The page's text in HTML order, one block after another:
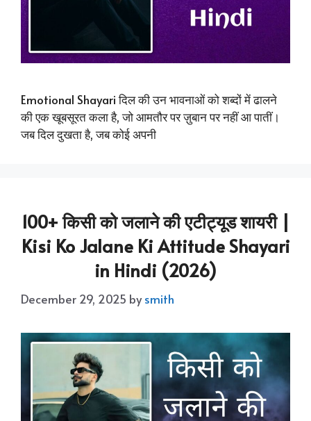
Emotional Shayari दिल की उन भावनाओं को शब्दों में ढालने
की एक खूबसूरत कला है, जो आमतौर पर ज़ुबान पर नहीं आ पातीं।
जब दिल दुखता है, जब कोई अपनी
100+ किसी को जलाने की एटीट्यूड शायरी |
Kisi Ko Jalane Ki Attitude Shayari
in Hindi (2026)
December 29, 2025 bysmith